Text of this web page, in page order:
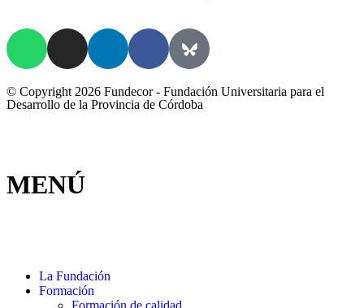
© Copyright 2026 Fundecor - Fundación Universitaria para el
Desarrollo de la Provincia de Córdoba
MENÚ
La Fundación
Formación